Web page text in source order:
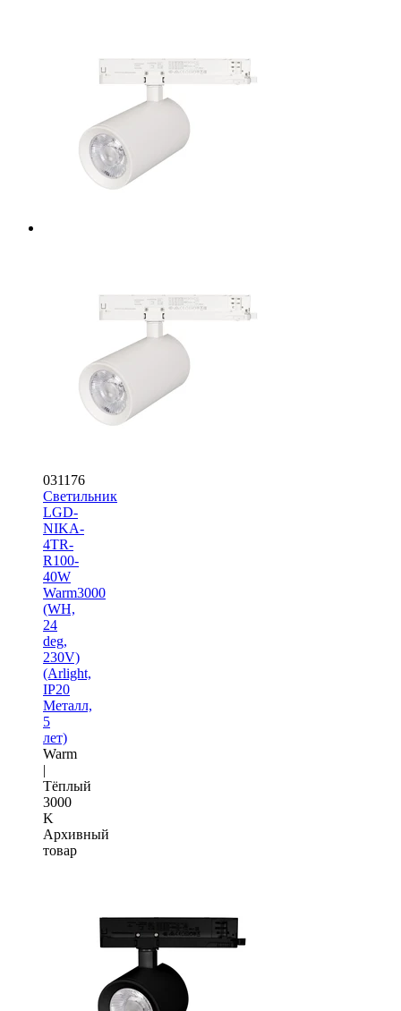
031176
Светильник
LGD-
NIKA-
4TR-
R100-
40W
Warm3000
(WH,
24
deg,
230V)
(Arlight,
IP20
Металл,
5
лет)
Warm
|
Тёплый
3000
K
Архивный
товар